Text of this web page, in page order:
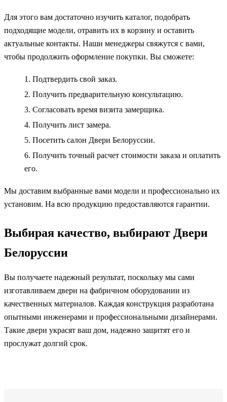
Для этого вам достаточно изучить каталог, подобрать
подходящие модели, отравить их в корзину и оставить
актуальные контакты. Наши менеджеры свяжутся с вами,
чтобы продолжить оформление покупки. Вы сможете:
Подтвердить свой заказ.
Получить предварительную консультацию.
Согласовать время визита замерщика.
Получить лист замера.
Посетить салон Двери Белоруссии.
Получить точный расчет стоимости заказа и оплатить
его.
Мы доставим выбранные вами модели и профессионально их
установим. На всю продукцию предоставляются гарантии.
Выбирая качество, выбирают Двери
Белоруссии
Вы получаете надежный результат, поскольку мы сами
изготавливаем двери на фабричном оборудовании из
качественных материалов. Каждая конструкция разработана
опытными инженерами и профессиональными дизайнерами.
Такие двери украсят ваш дом, надежно защитят его и
прослужат долгий срок.